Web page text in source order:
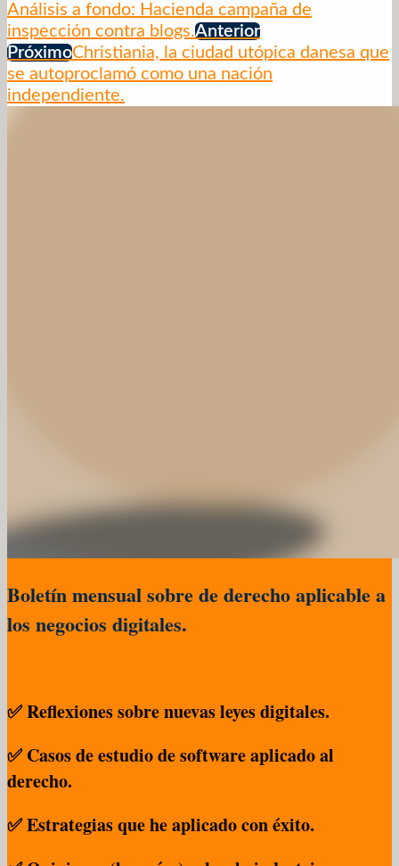
Análisis a fondo: Hacienda campaña de
inspección contra blogs.Anterior
PróximoChristiania, la ciudad utópica danesa que
se autoproclamó como una nación
independiente.
Boletín mensual sobre de derecho aplicable a
los negocios digitales.
✅ Reflexiones sobre nuevas leyes digitales.
✅ Casos de estudio de software aplicado al
derecho.
✅ Estrategias que he aplicado con éxito.